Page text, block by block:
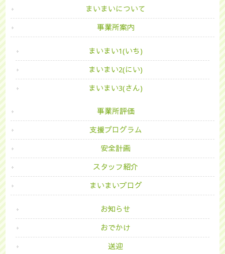
まいまいについて
事業所案内
まいまい1(いち)
まいまい2(にい)
まいまい3(さん)
事業所評価
支援プログラム
安全計画
スタッフ紹介
まいまいブログ
お知らせ
おでかけ
送迎